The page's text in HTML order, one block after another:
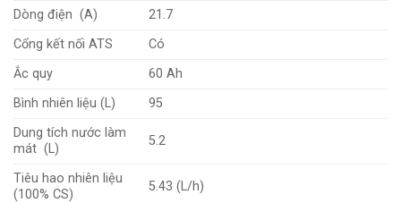
Dòng điện (A)
21.7
Cổng kết nối ATS
Có
Ắc quy
60 Ah
Bình nhiên liệu (L)
95
Dung tích nước làm
mát (L)
5.2
Tiêu hao nhiên liệu
(100% CS)
5.43 (L/h)